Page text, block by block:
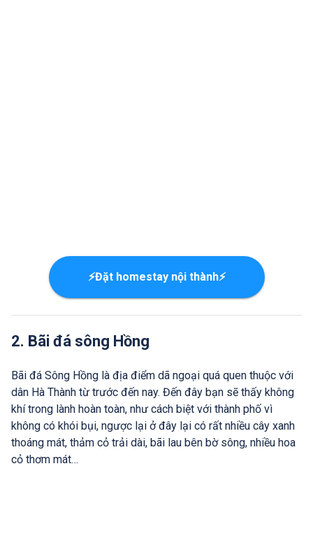
⚡Đặt homestay nội thành⚡
2. Bãi đá sông Hồng
Bãi đá Sông Hồng là địa điểm dã ngoại quá quen thuộc với
dân Hà Thành từ trước đến nay. Đến đây bạn sẽ thấy không
khí trong lành hoàn toàn, như cách biệt với thành phố vì
không có khói bụi, ngược lại ở đây lại có rất nhiều cây xanh
thoáng mát, thảm cỏ trải dài, bãi lau bên bờ sông, nhiều hoa
cỏ thơm mát…